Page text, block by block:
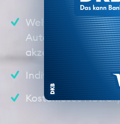
Weltweit bezahlen
Automaten
akzeptiert wird.
Individueller
Kostenloses